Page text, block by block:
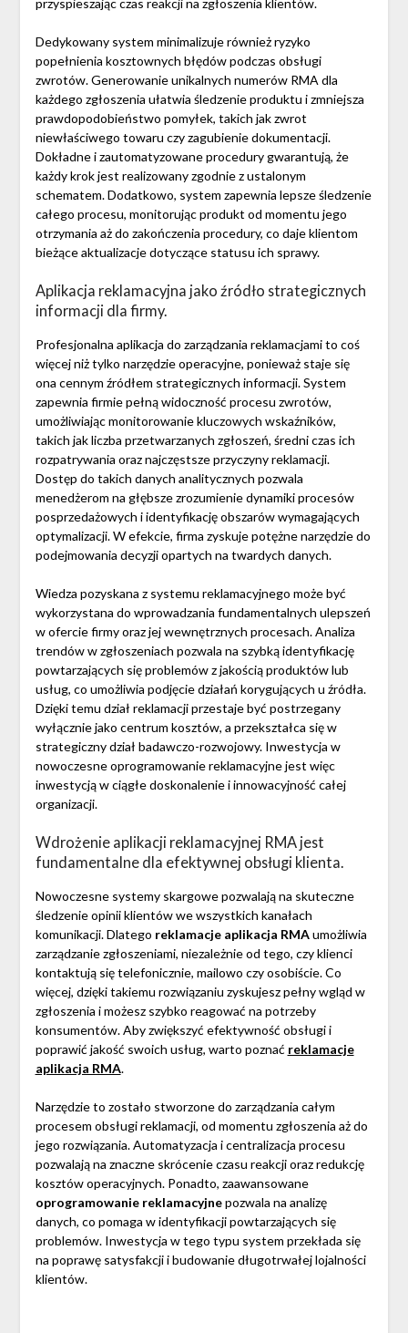
przyspieszając czas reakcji na zgłoszenia klientów.
Dedykowany system minimalizuje również ryzyko
popełnienia kosztownych błędów podczas obsługi
zwrotów. Generowanie unikalnych numerów RMA dla
każdego zgłoszenia ułatwia śledzenie produktu i zmniejsza
prawdopodobieństwo pomyłek, takich jak zwrot
niewłaściwego towaru czy zagubienie dokumentacji.
Dokładne i zautomatyzowane procedury gwarantują, że
każdy krok jest realizowany zgodnie z ustalonym
schematem. Dodatkowo, system zapewnia lepsze śledzenie
całego procesu, monitorując produkt od momentu jego
otrzymania aż do zakończenia procedury, co daje klientom
bieżące aktualizacje dotyczące statusu ich sprawy.
Aplikacja reklamacyjna jako źródło strategicznych
informacji dla firmy.
Profesjonalna aplikacja do zarządzania reklamacjami to coś
więcej niż tylko narzędzie operacyjne, ponieważ staje się
ona cennym źródłem strategicznych informacji. System
zapewnia firmie pełną widoczność procesu zwrotów,
umożliwiając monitorowanie kluczowych wskaźników,
takich jak liczba przetwarzanych zgłoszeń, średni czas ich
rozpatrywania oraz najczęstsze przyczyny reklamacji.
Dostęp do takich danych analitycznych pozwala
menedżerom na głębsze zrozumienie dynamiki procesów
posprzedażowych i identyfikację obszarów wymagających
optymalizacji. W efekcie, firma zyskuje potężne narzędzie do
podejmowania decyzji opartych na twardych danych.
Wiedza pozyskana z systemu reklamacyjnego może być
wykorzystana do wprowadzania fundamentalnych ulepszeń
w ofercie firmy oraz jej wewnętrznych procesach. Analiza
trendów w zgłoszeniach pozwala na szybką identyfikację
powtarzających się problemów z jakością produktów lub
usług, co umożliwia podjęcie działań korygujących u źródła.
Dzięki temu dział reklamacji przestaje być postrzegany
wyłącznie jako centrum kosztów, a przekształca się w
strategiczny dział badawczo-rozwojowy. Inwestycja w
nowoczesne oprogramowanie reklamacyjne jest więc
inwestycją w ciągłe doskonalenie i innowacyjność całej
organizacji.
Wdrożenie aplikacji reklamacyjnej RMA jest
fundamentalne dla efektywnej obsługi klienta.
Nowoczesne systemy skargowe pozwalają na skuteczne
śledzenie opinii klientów we wszystkich kanałach
komunikacji. Dlatego reklamacje aplikacja RMAumożliwia
zarządzanie zgłoszeniami, niezależnie od tego, czy klienci
kontaktują się telefonicznie, mailowo czy osobiście. Co
więcej, dzięki takiemu rozwiązaniu zyskujesz pełny wgląd w
zgłoszenia i możesz szybko reagować na potrzeby
konsumentów. Aby zwiększyć efektywność obsługi i
poprawić jakość swoich usług, warto poznać reklamacje
aplikacja RMA.
Narzędzie to zostało stworzone do zarządzania całym
procesem obsługi reklamacji, od momentu zgłoszenia aż do
jego rozwiązania. Automatyzacja i centralizacja procesu
pozwalają na znaczne skrócenie czasu reakcji oraz redukcję
kosztów operacyjnych. Ponadto, zaawansowane
oprogramowanie reklamacyjnepozwala na analizę
danych, co pomaga w identyfikacji powtarzających się
problemów. Inwestycja w tego typu system przekłada się
na poprawę satysfakcji i budowanie długotrwałej lojalności
klientów.